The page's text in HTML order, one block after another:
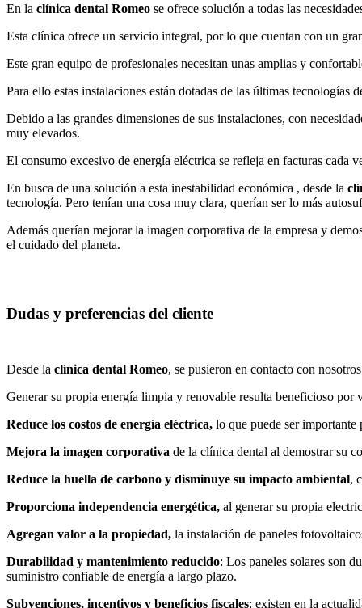
En la clínica dental Romeo se ofrece solución a todas las
Esta clínica ofrece un servicio integral, por lo que cuentan con un
Este gran equipo de profesionales necesitan unas amplias y
Para ello estas instalaciones están dotadas de las últimas
Debido a las grandes dimensiones de sus instalaciones, con
muy elevados.
El consumo excesivo de energía eléctrica se refleja en facturas cada
En busca de una solución a esta inestabilidad económica , desde la
tecnología. Pero tenían una cosa muy clara, querían ser lo más
Además querían mejorar la imagen corporativa de la empresa y
el cuidado del planeta.
Dudas y preferencias del cliente
Desde la clínica dental Romeo, se pusieron en contacto con
Generar su propia energía limpia y renovable resulta beneficioso por
Reduce los costos de energía eléctrica, lo que puede ser
Mejora la imagen corporativa de la clínica dental al demostrar su
Reduce la huella de carbono y disminuye su impacto ambiental,
Proporciona independencia energética, al generar su propia
Agregan valor a la propiedad, la instalación de paneles
Durabilidad y mantenimiento reducido: Los paneles solares son
suministro confiable de energía a largo plazo.
Subvenciones, incentivos y beneficios fiscales: existen en la